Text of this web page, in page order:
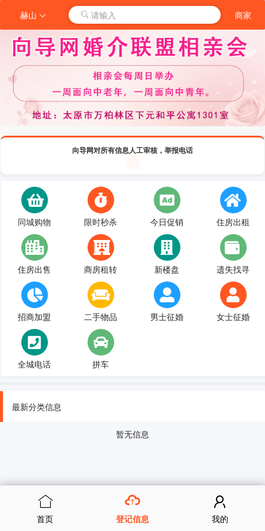
赫山 请输入 商家
向导网对所有信息人工审核，举报电话
同城购物 限时秒杀 今日促销 住房出租
住房出售 商房租转 新楼盘 遗失找寻
招商加盟 二手物品 男士征婚 女士征婚
全城电话 拼车
最新分类信息
暂无信息
首页 登记信息 我的